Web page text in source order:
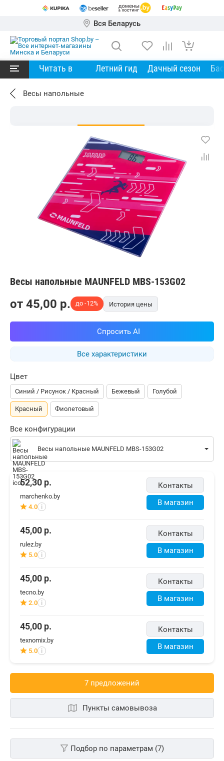
Вся Беларусь
Читать в Летний гид Дачный сезон
Весы напольные
Весы напольные MAUNFELD MBS-153G02
Все характеристики
Цвет
Синий / Рисунок / Красный Бежевый Голубой
Красный Фиолетовый
Все конфигурации
Весы напольные MAUNFELD MBS-153G02
от 45,00 p. до -12% История цены
Спросить AI
Контакты
В магазин
52,30 р.
marchenko.by
4.0 i
Контакты
В магазин
45,00 р.
rulez.by
5.0 i
Контакты
В магазин
45,00 р.
tecno.by
2.0 i
Контакты
В магазин
45,00 р.
texnomix.by
5.0 i
7 предложений
Пункты самовывоза
Подбор по параметрам (7)